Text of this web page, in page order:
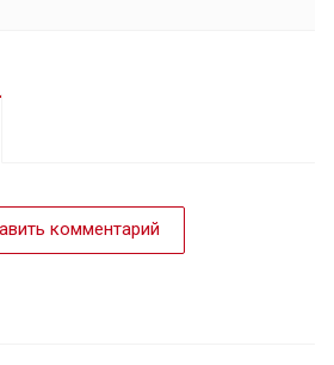
комментарий